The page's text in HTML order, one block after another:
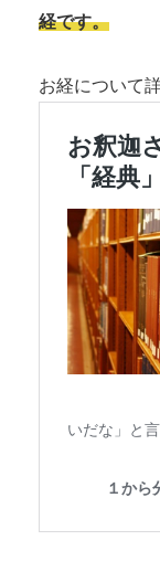
経です。
お経について